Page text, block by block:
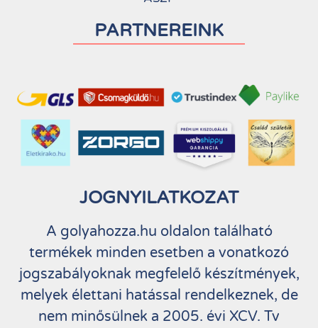
PARTNEREINK
JOGNYILATKOZAT
A golyahozza.hu oldalon található
termékek minden esetben a vonatkozó
jogszabályoknak megfelelő készítmények,
melyek élettani hatással rendelkeznek, de
nem minősülnek a 2005. évi XCV. Tv